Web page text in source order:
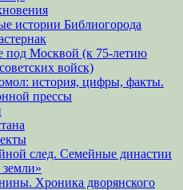
истории Библиогорода
под Москвой (к 75-летию
войск)
история, цифры, факты.
прессы
след. Семейные династии
Хроника дворянского